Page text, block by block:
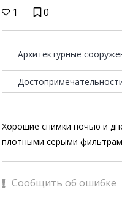
1 0
Архитектурные
Хорошие снимки ночью и
плотными серыми
Сообщить об ошибке